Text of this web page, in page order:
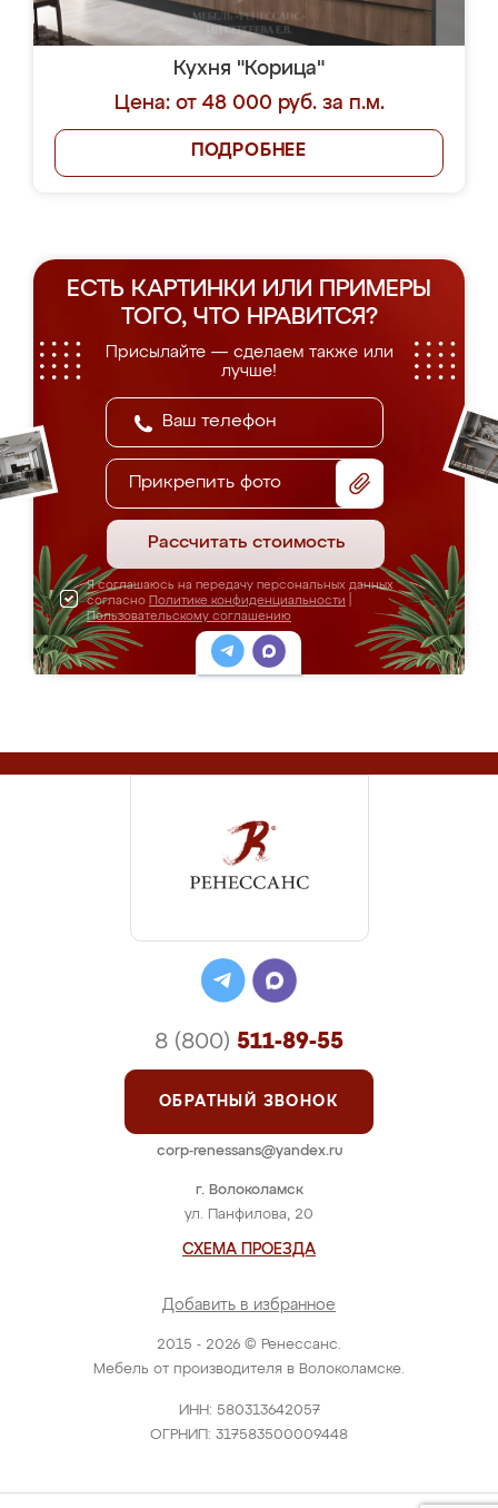
Кухня "Корица"
Цена: от 48 000 руб. за п.м.
ПОДРОБНЕЕ
ЕСТЬ КАРТИНКИ ИЛИ ПРИМЕРЫ
ТОГО, ЧТО НРАВИТСЯ?
Присылайте — сделаем также или
лучше!
Прикрепить фото
Рассчитать стоимость
Я соглашаюсь на передачу персональных данных
согласно Политике конфиденциальности
Пользовательскому соглашению
2015 - 2026 © Ренессанс.
Мебель от производителя в Волоколамске.
ИНН: 580313642057
ОГРНИП: 317583500009448
г. Волоколамск
ул. Панфилова, 20
СХЕМА ПРОЕЗДА
Добавить в избранное
8 (800) 511-89-55
ОБРАТНЫЙ ЗВОНОК
corp-renessans@yandex.ru